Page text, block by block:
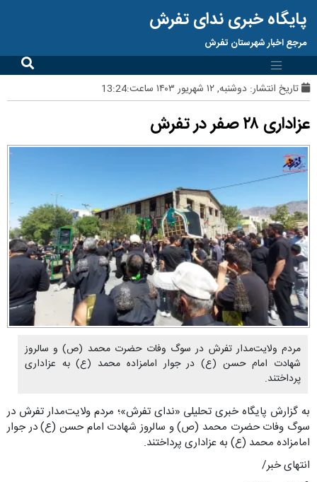
پایگاه خبری ندای تفرش
مرجع اخبار شهرستان تفرش
تاریخ انتشار: دوشنبه, ۱۲ شهریور ۱۴۰۳ ساعت:13:24
عزاداری ۲۸ صفر در تفرش
مردم ولایت‌مدار تفرش در سوگ وفات حضرت محمد (ص) و سالروز
شهادت امام حسن (ع) در جوار امامزاده محمد (ع) به عزاداری
پرداختند.
به گزارش پایگاه خبری تحلیلی «ندای تفرش»؛ مردم ولایت‌مدار تفرش در
سوگ وفات حضرت محمد (ص) و سالروز شهادت امام حسن (ع) در جوار
امامزاده محمد (ع) به عزاداری پرداختند.
انتهای خبر/